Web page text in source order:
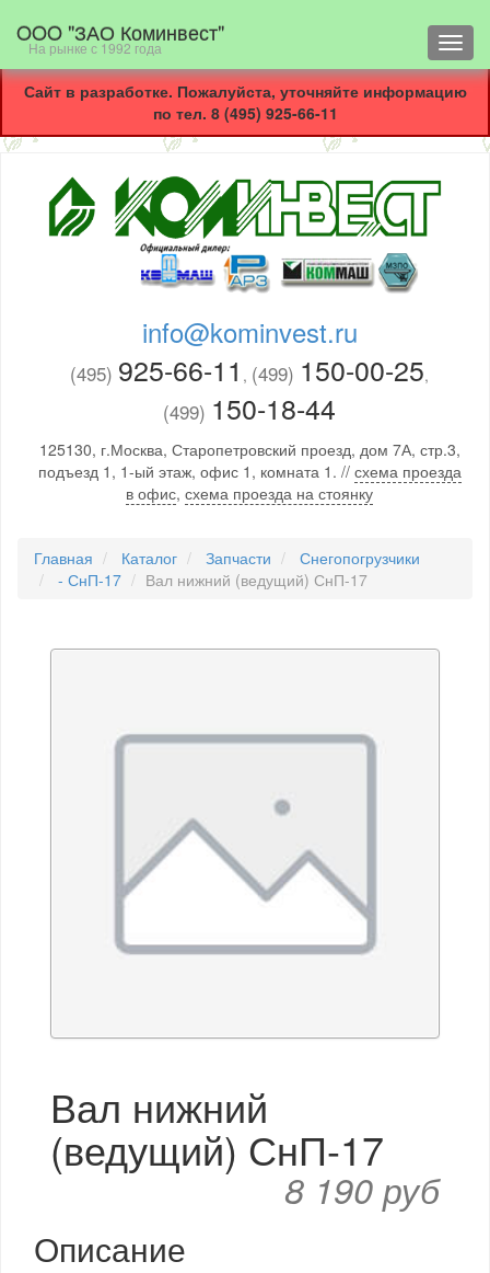
OOO "ЗАО Коминвест"
На рынке с 1992 года
Сайт в разработке. Пожалуйста, уточняйте информацию
по тел. 8 (495) 925-66-11
info@kominvest.ru
(495) 925-66-11 , (499) 150-00-25,
(499) 150-18-44
125130, г.Москва, Старопетровский проезд, дом 7А, стр.3,
подъезд 1, 1-ый этаж, офис 1, комната 1. // схема проезда
в офис, схема проезда на стоянку
Главная Каталог Запчасти
Снегопогрузчики
- СнП-17
Вал нижний (ведущий) СнП-17
Вал нижний
(ведущий) СнП-17
8 190 руб
Описание